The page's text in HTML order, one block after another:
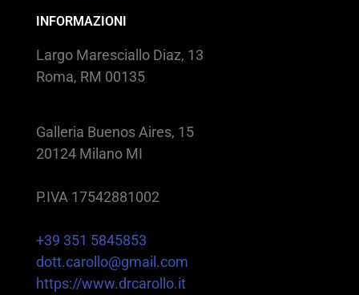
INFORMAZIONI
Largo Maresciallo Diaz, 13
Roma, RM 00135
Galleria Buenos Aires, 15
20124 Milano MI
P.IVA 17542881002
+39 351 5845853
dott.carollo@gmail.com
https://www.drcarollo.it